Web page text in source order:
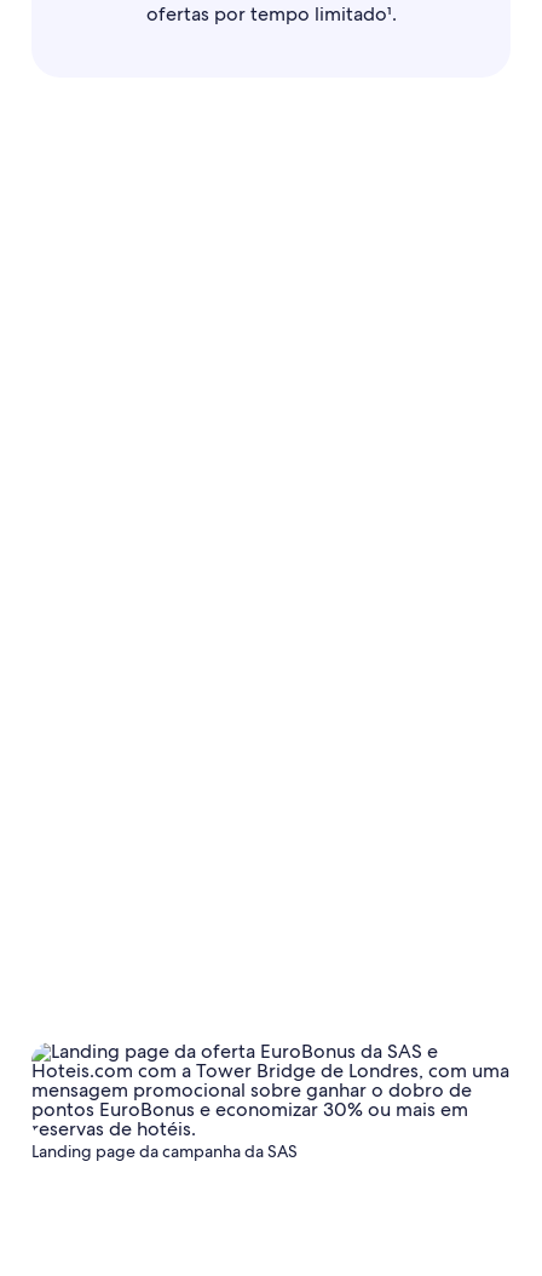
ofertas por tempo limitado¹.
Landing page da campanha da SAS